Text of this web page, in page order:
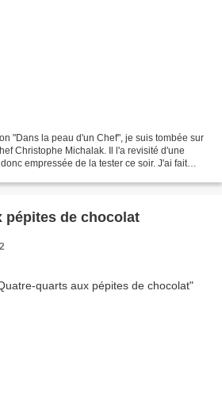
"Dans la peau d'un Chef", je suis tombée sur
Christophe Michalak. Il l'a revisité d'une
empressée de la tester ce soir. J'ai fait
pépites de chocolat